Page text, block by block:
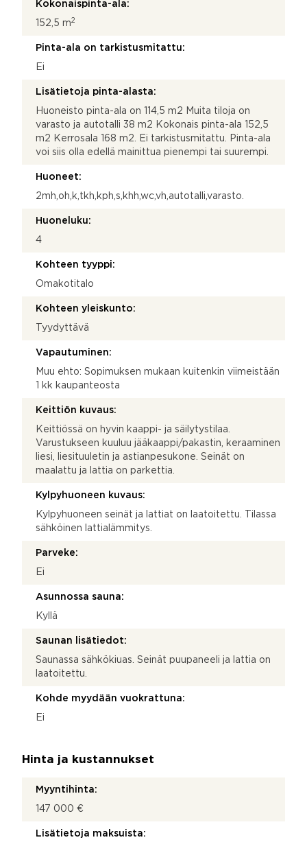
Kokonaispinta-ala:
152,5 m2
Pinta-ala on tarkistusmitattu:
Ei
Lisätietoja pinta-alasta:
Huoneisto pinta-ala on 114,5 m2 Muita tiloja on
varasto ja autotalli 38 m2 Kokonais pinta-ala 152,5
m2 Kerrosala 168 m2. Ei tarkistusmitattu. Pinta-ala
voi siis olla edellä mainittua pienempi tai suurempi.
Huoneet:
2mh,oh,k,tkh,kph,s,khh,wc,vh,autotalli,varasto.
Huoneluku:
4
Kohteen tyyppi:
Omakotitalo
Kohteen yleiskunto:
Tyydyttävä
Vapautuminen:
Muu ehto: Sopimuksen mukaan kuitenkin viimeistään
1 kk kaupanteosta
Keittiön kuvaus:
Keittiössä on hyvin kaappi- ja säilytystilaa.
Varustukseen kuuluu jääkaappi/pakastin, keraaminen
liesi, liesituuletin ja astianpesukone. Seinät on
maalattu ja lattia on parkettia.
Kylpyhuoneen kuvaus:
Kylpyhuoneen seinät ja lattiat on laatoitettu. Tilassa
sähköinen lattialämmitys.
Parveke:
Ei
Asunnossa sauna:
Kyllä
Saunan lisätiedot:
Saunassa sähkökiuas. Seinät puupaneeli ja lattia on
laatoitettu.
Kohde myydään vuokrattuna:
Ei
Hinta ja kustannukset
Myyntihinta:
147 000 €
Lisätietoja maksuista: